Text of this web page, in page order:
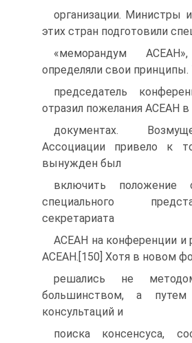
организации. Министры
этих стран подготовили
«меморандум
определяли свои
председатель
отразил пожелания АСЕАН
документах.
Ассоциации привело к
вынужден был
включить положение
специального
секретариата
АСЕАН на конференции и
АСЕАН.[150] Хотя в новом
решались не
большинством, а путем
консультаций и
поиска консенсуса,